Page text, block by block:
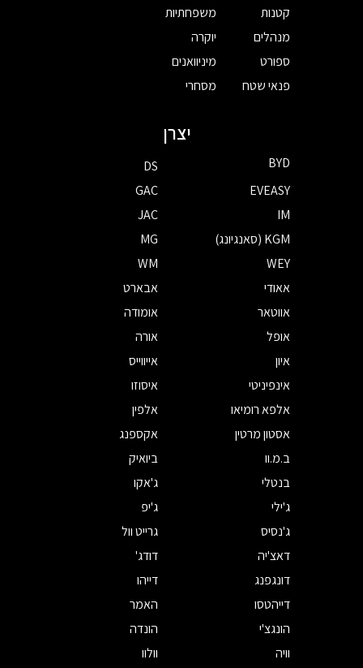
קטנות
מנהלים
ספורט
פנאי שטח
משפחתיות
יוקרה
מיניוואנים
מסחרי
יצרן
BYD
DS
EVEASY
GAC
IM
JAC
KGM (סאנגיונג)
MG
WEY
WM
אאודי
אבארט
אווטאר
אומודה
אופל
אורה
איון
אייווייס
אינפיניטי
איסוזו
אלפא רומיאו
אלפין
אסטון מרטין
אקספנג
ב.מ.וו
ביואיק
בנטלי
ג'אקו
ג'ילי
ג'יפ
ג'נסיס
גרייט וול
דאצ'יה
דודג'
דונגפנג
דייהו
דייהטסו
האמר
הונגצ'י
הונדה
וויה
וולוו